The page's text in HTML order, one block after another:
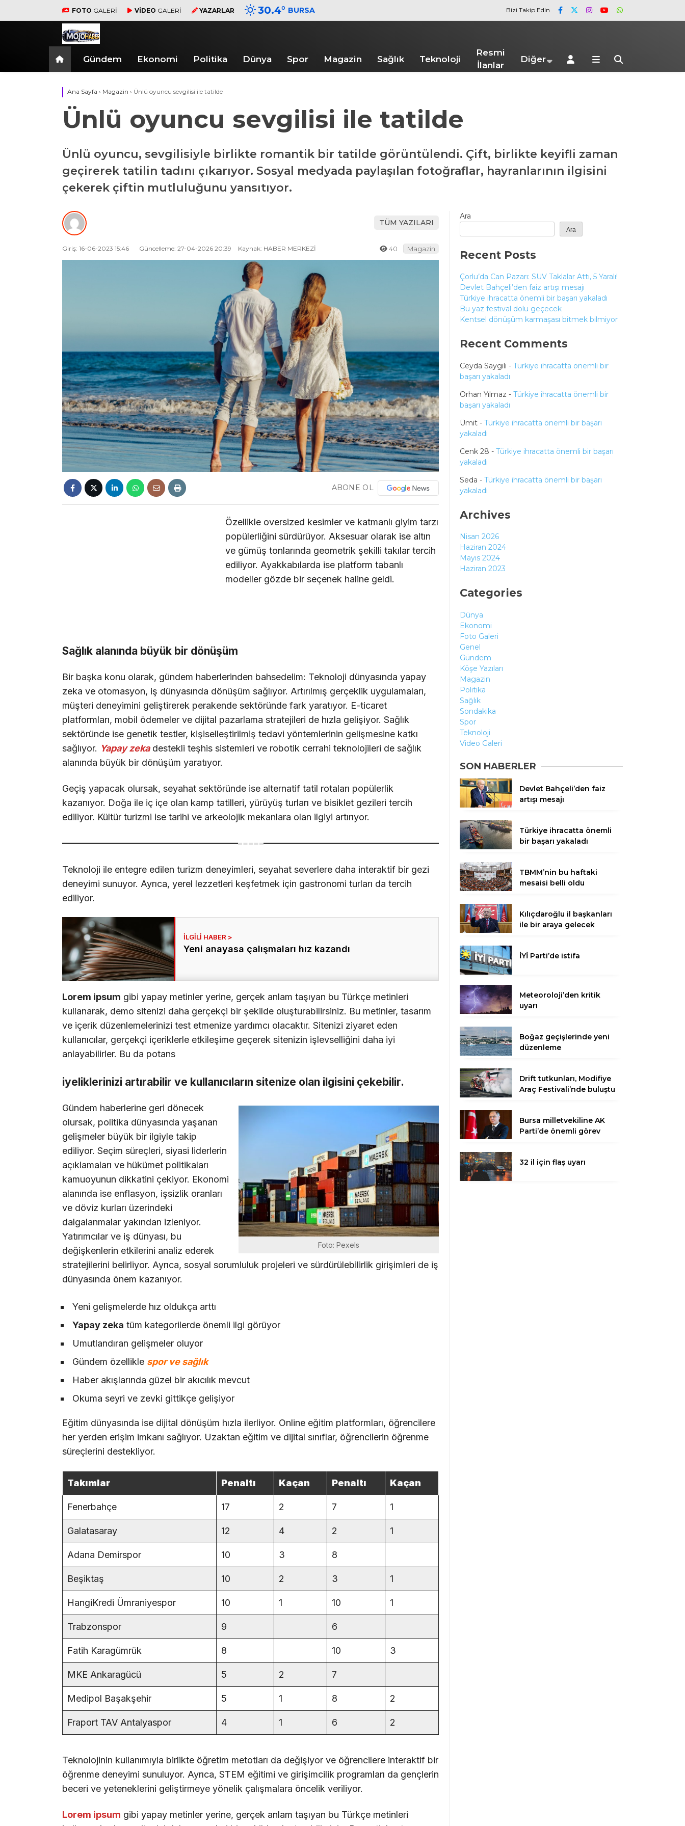
FOTO GALERİ VİDEO GALERİ YAZARLAR 30.4° BURSA Bizi Takip Edin
Gündem Ekonomi Politika Dünya Spor Magazin Sağlık Teknoloji
Resmi
İlanlar
Diğer
Ana Sayfa › Magazin › Ünlü oyuncu sevgilisi ile tatilde
Ünlü oyuncu sevgilisi ile tatilde
Ünlü oyuncu, sevgilisiyle birlikte romantik bir tatilde görüntülendi. Çift, birlikte keyifli zaman
geçirerek tatilin tadını çıkarıyor. Sosyal medyada paylaşılan fotoğraflar, hayranlarının ilgisini
çekerek çiftin mutluluğunu yansıtıyor.
TÜM YAZILARI
Giriş: 16-06-2023 15:46 Güncelleme: 27-04-2026 20:39 Kaynak: HABER MERKEZİ 40 Magazin
ABONE OL
Özellikle oversized kesimler ve katmanlı giyim tarzı
popülerliğini sürdürüyor. Aksesuar olarak ise altın
ve gümüş tonlarında geometrik şekilli takılar tercih
ediliyor. Ayakkabılarda ise platform tabanlı
modeller gözde bir seçenek haline geldi.
Sağlık alanında büyük bir dönüşüm
Bir başka konu olarak, gündem haberlerinden bahsedelim: Teknoloji dünyasında yapay
zeka ve otomasyon, iş dünyasında dönüşüm sağlıyor. Artırılmış gerçeklik uygulamaları,
müşteri deneyimini geliştirerek perakende sektöründe fark yaratıyor. E-ticaret
platformları, mobil ödemeler ve dijital pazarlama stratejileri de hızla gelişiyor. Sağlık
sektöründe ise genetik testler, kişiselleştirilmiş tedavi yöntemlerinin gelişmesine katkı
sağlıyor. Yapay zekadestekli teşhis sistemleri ve robotik cerrahi teknolojileri de sağlık
alanında büyük bir dönüşüm yaratıyor.
Geçiş yapacak olursak, seyahat sektöründe ise alternatif tatil rotaları popülerlik
kazanıyor. Doğa ile iç içe olan kamp tatilleri, yürüyüş turları ve bisiklet gezileri tercih
ediliyor. Kültür turizmi ise tarihi ve arkeolojik mekanlara olan ilgiyi artırıyor.
Teknoloji ile entegre edilen turizm deneyimleri, seyahat severlere daha interaktif bir gezi
deneyimi sunuyor. Ayrıca, yerel lezzetleri keşfetmek için gastronomi turları da tercih
ediliyor.
Yeni anayasa çalışmaları hız kazandı
Lorem ipsum gibi yapay metinler yerine, gerçek anlam taşıyan bu Türkçe metinleri
kullanarak, demo sitenizi daha gerçekçi bir şekilde oluşturabilirsiniz. Bu metinler, tasarım
ve içerik düzenlemelerinizi test etmenize yardımcı olacaktır. Sitenizi ziyaret eden
kullanıcılar, gerçekçi içeriklerle etkileşime geçerek sitenizin işlevselliğini daha iyi
anlayabilirler. Bu da potans
iyeliklerinizi artırabilir ve kullanıcıların sitenize olan ilgisini çekebilir.
Foto: Pexels
Gündem haberlerine geri dönecek
olursak, politika dünyasında yaşanan
gelişmeler büyük bir ilgiyle takip
ediliyor. Seçim süreçleri, siyasi liderlerin
açıklamaları ve hükümet politikaları
kamuoyunun dikkatini çekiyor. Ekonomi
alanında ise enflasyon, işsizlik oranları
ve döviz kurları üzerindeki
dalgalanmalar yakından izleniyor.
Yatırımcılar ve iş dünyası, bu
değişkenlerin etkilerini analiz ederek
stratejilerini belirliyor. Ayrıca, sosyal sorumluluk projeleri ve sürdürülebilirlik girişimleri de iş
dünyasında önem kazanıyor.
Yeni gelişmelerde hız oldukça arttı
Yapay zeka tüm kategorilerde önemli ilgi görüyor
Umutlandıran gelişmeler oluyor
Gündem özellikle spor ve sağlık
Haber akışlarında güzel bir akıcılık mevcut
Okuma seyri ve zevki gittikçe gelişiyor
Eğitim dünyasında ise dijital dönüşüm hızla ilerliyor. Online eğitim platformları, öğrencilere
her yerden erişim imkanı sağlıyor. Uzaktan eğitim ve dijital sınıflar, öğrencilerin öğrenme
süreçlerini destekliyor.
Takımlar Penaltı Kaçan Penaltı Kaçan
Fenerbahçe 17 2 7 1
Galatasaray 12 4 2 1
Adana Demirspor 10 3 8
Beşiktaş 10 2 3 1
HangiKredi Ümraniyespor 10 1 10 1
Trabzonspor 9 6
Fatih Karagümrük 8 10 3
MKE Ankaragücü 5 2 7
Medipol Başakşehir 5 1 8 2
Fraport TAV Antalyaspor 4 1 6 2
Teknolojinin kullanımıyla birlikte öğretim metotları da değişiyor ve öğrencilere interaktif bir
öğrenme deneyimi sunuluyor. Ayrıca, STEM eğitimi ve girişimcilik programları da gençlerin
beceri ve yeteneklerini geliştirmeye yönelik çalışmalara öncelik veriliyor.
Lorem ipsum gibi yapay metinler yerine, gerçek anlam taşıyan bu Türkçe metinleri
Ara
Ara
Recent Posts
Çorlu’da Can Pazarı: SUV Taklalar Attı, 5 Yaralı!
Devlet Bahçeli’den faiz artışı mesajı
Türkiye ihracatta önemli bir başarı yakaladı
Bu yaz festival dolu geçecek
Kentsel dönüşüm karmaşası bitmek bilmiyor
Recent Comments
Ceyda Saygılı - Türkiye ihracatta önemli bir
başarı yakaladı
Orhan Yılmaz - Türkiye ihracatta önemli bir
başarı yakaladı
Ümit - Türkiye ihracatta önemli bir başarı
yakaladı
Cenk 28 - Türkiye ihracatta önemli bir başarı
yakaladı
Seda - Türkiye ihracatta önemli bir başarı
yakaladı
Archives
Nisan 2026
Haziran 2024
Mayıs 2024
Haziran 2023
Categories
Dünya
Ekonomi
Foto Galeri
Genel
Gündem
Köşe Yazıları
Magazin
Politika
Sağlık
Sondakika
Spor
Teknoloji
Video Galeri
SON HABERLER
Devlet Bahçeli’den faiz
artışı mesajı
Türkiye ihracatta önemli
bir başarı yakaladı
TBMM’nin bu haftaki
mesaisi belli oldu
Kılıçdaroğlu il başkanları
ile bir araya gelecek
İYİ Parti’de istifa
Meteoroloji’den kritik
uyarı
Boğaz geçişlerinde yeni
düzenleme
Drift tutkunları, Modifiye
Araç Festivali’nde buluştu
Bursa milletvekiline AK
Parti’de önemli görev
32 il için flaş uyarı